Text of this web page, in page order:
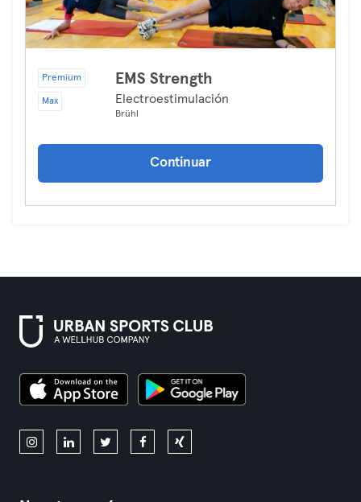
Premium
Max
EMS Strength
Electroestimulación
Brühl
Continuar